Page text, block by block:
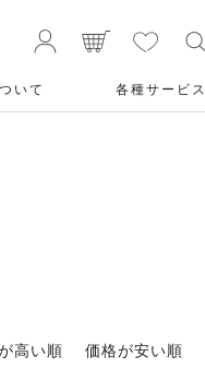
いて 各種サービス
高い順 価格が安い順